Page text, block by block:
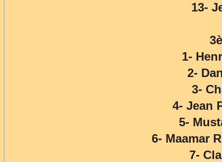
13-
1-
2-
3-
4- Jean
5-
6- Maamar
7-